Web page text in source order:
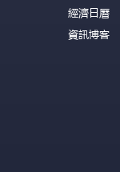
經濟日曆
資訊博客